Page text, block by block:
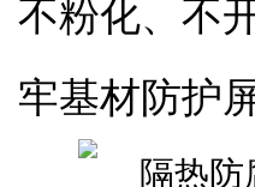
不粉化、不
牢基材防护